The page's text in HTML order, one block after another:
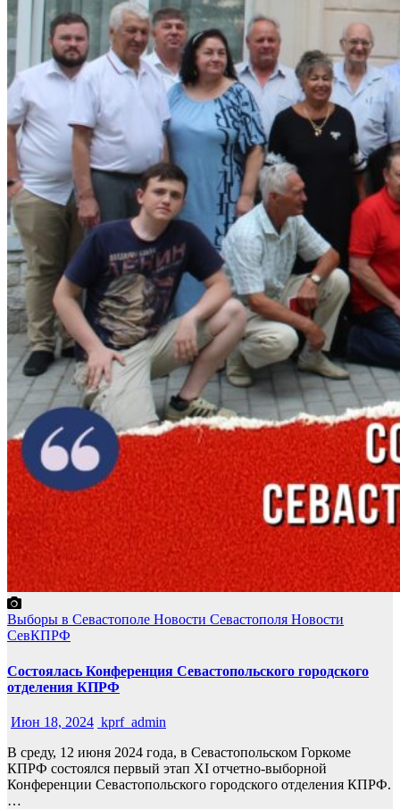
Выборы в Севастополе Новости Севастополя Новости
СевКПРФ
Состоялась Конференция Севастопольского городского
отделения КПРФ
Июн 18, 2024 kprf_admin
В среду, 12 июня 2024 года, в Севастопольском Горкоме
КПРФ состоялся первый этап XI отчетно-выборной
Конференции Севастопольского городского отделения КПРФ.
…